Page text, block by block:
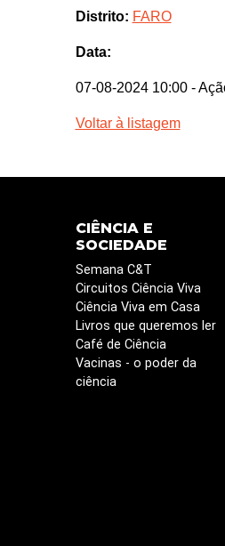
Distrito: FARO
Data:
07-08-2024 10:00 -
Voltar à listagem
CIÊNCIA E
SOCIEDADE
Semana C&T
Circuitos Ciência Viva
Ciência Viva em Casa
Livros que queremos ler
Café de Ciência
Vacinas - o poder da
ciência